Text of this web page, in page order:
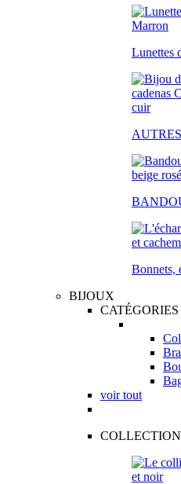
Lunettes
Bonnets,
BIJOUX
CATÉGORIES
voir tout